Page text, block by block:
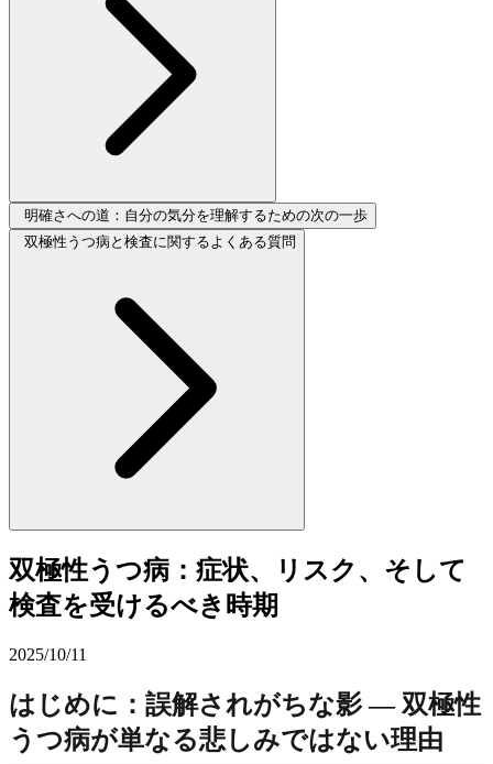
明確さへの道：自分の気分を理解するための次の一歩
双極性うつ病と検査に関するよくある質問
双極性うつ病：症状、リスク、そして
検査を受けるべき時期
2025/10/11
はじめに：誤解されがちな影 — 双極性
うつ病が単なる悲しみではない理由